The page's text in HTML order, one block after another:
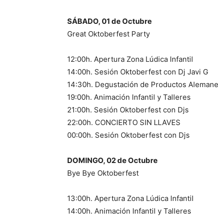
SÁBADO, 01 de Octubre
Great Oktoberfest Party
12:00h. Apertura Zona Lúdica Infantil
14:00h. Sesión Oktoberfest con Dj Javi G
14:30h. Degustación de Productos
19:00h. Animación Infantil y Talleres
21:00h. Sesión Oktoberfest con Djs
22:00h. CONCIERTO SIN LLAVES
00:00h. Sesión Oktoberfest con Djs
DOMINGO, 02 de Octubre
Bye Bye Oktoberfest
13:00h. Apertura Zona Lúdica Infantil
14:00h. Animación Infantil y Talleres